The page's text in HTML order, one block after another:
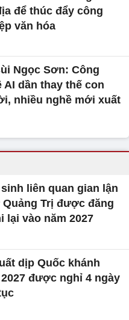
để thúc đẩy công
văn hóa
Ngọc Sơn: Công
AI dần thay thế con
nhiều nghề mới xuất
liên quan gian lận
Trị được đăng
lại vào năm 2027
dịp Quốc khánh
được nghỉ 4 ngày